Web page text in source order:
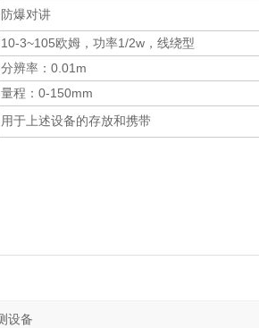
防爆对讲
10-3~105欧姆，功率1/2w，线绕型
分辨率：0.01m
量程：0-150mm
用于上述设备的存放和携带